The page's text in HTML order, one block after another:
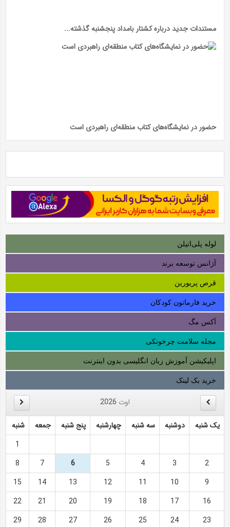
مستندات جدید درباره کشتار بامداد پنجشنبه گذشته...
حضور در نمایشگاه‌های کتاب منطقه‌ای راهبردی است
لوله‌ پلی‌اتیلن
آژانس توسعه برند
قرص پریورین
خرید فارماتون کودکان
آکس مگ
مجله سلامت چرخونکی
اپلیکیشن آموزش زبان انگلیسی بدون اینترنت
خرید بک لینک
اوت 2026
یک شنبه دوشنبه سه شنبه چهارشنبه پنج شنبه جمعه
شنبه
1
2
3
4
5
6
7
8
9
10
11
12
13
14
15
16
17
18
19
20
21
22
23
24
25
26
27
28
29